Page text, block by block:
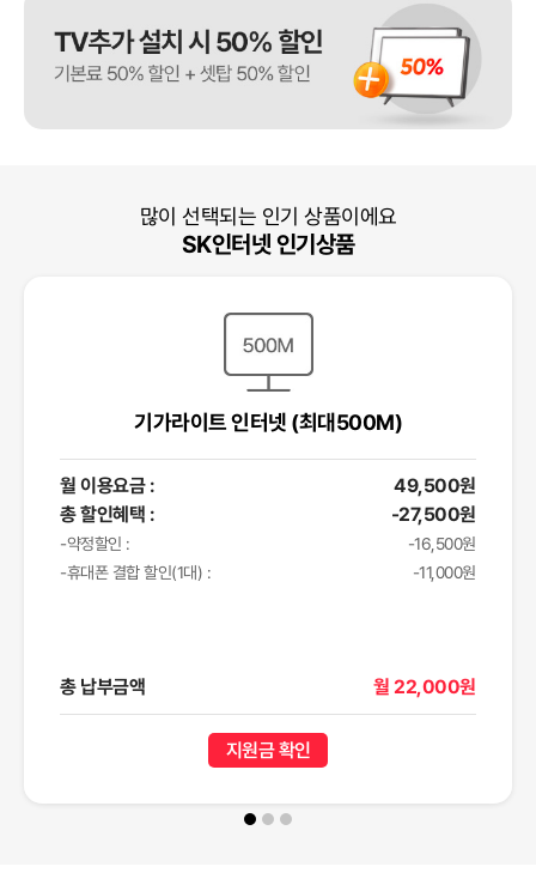
많이 선택되는 인기 상품이에요
SK인터넷 인기상품
기가라이트 인터넷 (최대500M)
월 이용요금 :
총 할인혜택 :
-약정할인 :
-휴대폰 결합 할인(1대) :
총 납부금액
49,500원
-27,500원
-16,500원
-11,000원
월 22,000원
지원금 확인